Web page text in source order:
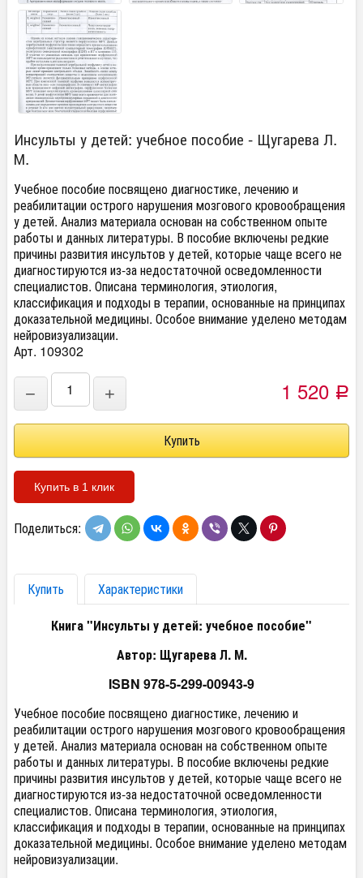
Инсульты у детей: учебное пособие - Щугарева Л.
М.
Учебное пособие посвящено диагностике, лечению и
реабилитации острого нарушения мозгового кровообращения
у детей. Анализ материала основан на собственном опыте
работы и данных литературы. В пособие включены редкие
причины развития инсультов у детей, которые чаще всего не
диагностируются из-за недостаточной осведомленности
специалистов. Описана терминология, этиология,
классификация и подходы в терапии, основанные на принципах
доказательной медицины. Особое внимание уделено методам
нейровизуализации.
Арт. 109302
− + 1 520 Р
Купить в 1 клик
Поделиться:
Купить
Характеристики
Книга "Инсульты у детей: учебное пособие"
Автор: Щугарева Л. М.
ISBN 978-5-299-00943-9
Учебное пособие посвящено диагностике, лечению и
реабилитации острого нарушения мозгового кровообращения
у детей. Анализ материала основан на собственном опыте
работы и данных литературы. В пособие включены редкие
причины развития инсультов у детей, которые чаще всего не
диагностируются из-за недостаточной осведомленности
специалистов. Описана терминология, этиология,
классификация и подходы в терапии, основанные на принципах
доказательной медицины. Особое внимание уделено методам
нейровизуализации.